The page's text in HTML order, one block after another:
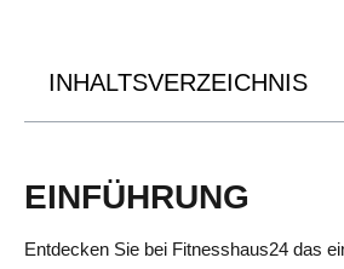
INHALTSVERZEICHNIS
EINFÜHRUNG
Entdecken Sie bei Fitnesshaus24 das